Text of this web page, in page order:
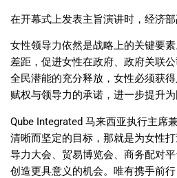
在开幕式上发表主旨演讲时，经济
女性领导力依然是战略上的关键要
差距，促进女性在政府、政府关联
全民潜能的充分释放，女性必须获
赋权与领导力的承诺，进一步提升为
Qube Integrated 马来西亚执行主席
清晰而坚定的目标，那就是为女性
导力大会、贸易博览会、商务配对平
创造更具意义的机会。唯有携手前行